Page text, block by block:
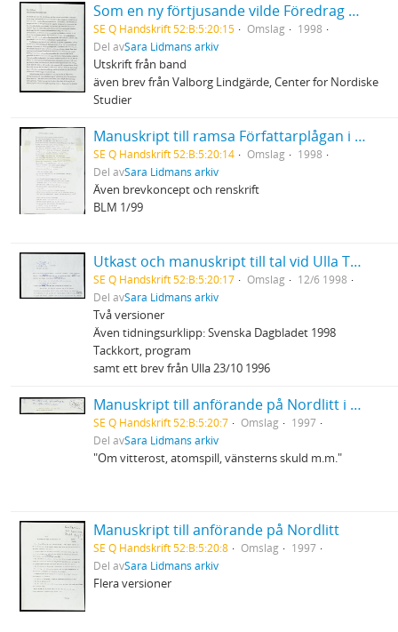
Som en ny förtjusande vilde Föredrag vid konferens i Odense - uppbrottet från modernism
SE Q Handskrift 52:B:5:20:15 Omslag
1998
Del avSara Lidmans arkiv
Utskrift från band
även brev från Valborg Lindgärde, Center for Nordiske
Studier
Manuskript till ramsa Författarplågan i Norden
SE Q Handskrift 52:B:5:20:14 Omslag
1998
Del avSara Lidmans arkiv
Även brevkoncept och renskrift
BLM 1/99
Utkast och manuskript till tal vid Ulla Torpes bår
SE Q Handskrift 52:B:5:20:17 Omslag
12/6 1998
Del avSara Lidmans arkiv
Två versioner
Även tidningsurklipp: Svenska Dagbladet 1998
Tackkort, program
samt ett brev från Ulla 23/10 1996
Manuskript till anförande på Nordlitt i Skellefteå
SE Q Handskrift 52:B:5:20:7 Omslag
1997
Del avSara Lidmans arkiv
"Om vitterost, atomspill, vänsterns skuld m.m."
Manuskript till anförande på Nordlitt
SE Q Handskrift 52:B:5:20:8 Omslag
1997
Del avSara Lidmans arkiv
Flera versioner